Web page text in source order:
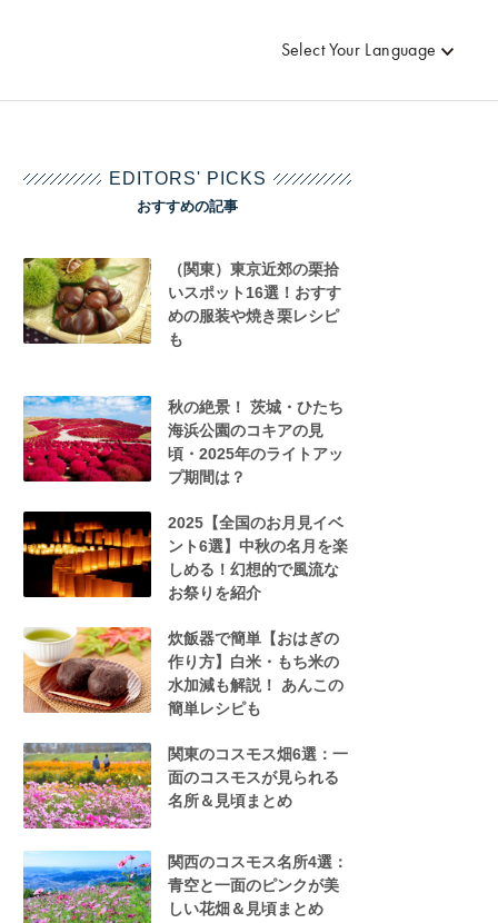
Select Your Language
EDITORS' PICKS
おすすめの記事
（関東）東京近郊の栗拾
いスポット16選！おすす
めの服装や焼き栗レシピ
も
秋の絶景！ 茨城・ひたち
海浜公園のコキアの見
頃・2025年のライトアッ
プ期間は？
2025【全国のお月見イベ
ント6選】中秋の名月を楽
しめる！幻想的で風流な
お祭りを紹介
炊飯器で簡単【おはぎの
作り方】白米・もち米の
水加減も解説！ あんこの
簡単レシピも
関東のコスモス畑6選：一
面のコスモスが見られる
名所＆見頃まとめ
関西のコスモス名所4選：
青空と一面のピンクが美
しい花畑＆見頃まとめ